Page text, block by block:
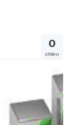
0
प्रतिक्रिया